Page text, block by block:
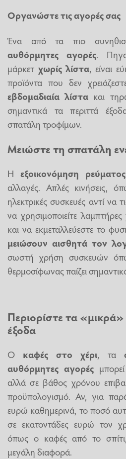
Οργανώστε τις αγορές σας
Ένα από τα πιο
αυθόρμητες αγορές.
μάρκετ χωρίς λίστα, είναι
προϊόντα που δεν
εβδομαδιαία λίστα και
σημαντικά τα περιττά
σπατάλη τροφίμων.
Μειώστε τη σπατάλη
Ηεξοικονόμηση ρεύματος
αλλαγές. Απλές κινήσεις,
ηλεκτρικές συσκευές αντί να
να χρησιμοποιείτε
και να εκμεταλλεύεστε το
μειώσουν αισθητά τον
σωστή χρήση συσκευών
θερμοσίφωνας παίζει
Περιορίστε τα
έξοδα
Ο καφές στο χέρι, τα
αυθόρμητες αγορές
αλλά σε βάθος χρόνου
προϋπολογισμό. Αν, για
ευρώ καθημερινά, το ποσό
σε εκατοντάδες ευρώ τον
όπως ο καφές από το
μεγάλη διαφορά.